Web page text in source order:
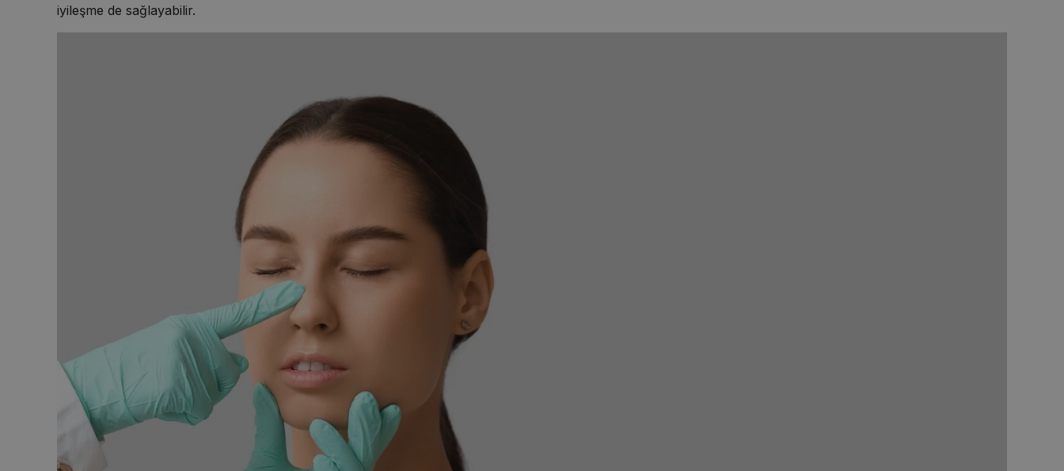
iyileşme de sağlayabilir.